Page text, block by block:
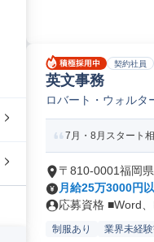
契約社員
英文事務
ロバート・ウォルタ
7月・8月スタート
〒810-0001福岡
月給25万3000円
応募資格 ■Word
制服あり 業界未経